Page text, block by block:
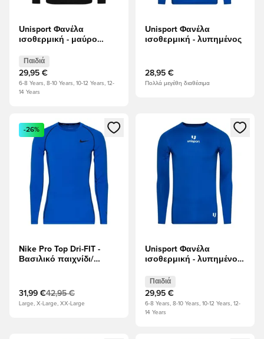
Unisport Φανέλα
ισοθερμική - μαύρο
Παιδιά
29,95 €
6-8 Years, 8-10 Years, 10-12 Years, 12-
14 Years
Unisport Φανέλα
ισοθερμική - λυπημένος
28,95 €
Πολλά μεγέθη διαθέσιμα
Ανοίγει ένα Modal για να συνδεθείτε ή να εγγραφείτε ως
-26%
Nike Pro Top Dri-FIT -
Βασιλικό παιχνίδι/
31,99 €42,95 €
Large, X-Large, XX-Large
Ανοίγει ένα Modal για να
Unisport Φανέλα
ισοθερμική - λυπημένος
Παιδιά
29,95 €
6-8 Years, 8-10 Years, 10-12 Years, 12-
14 Years